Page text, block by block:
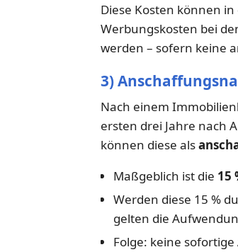
Diese Kosten können
Werbungskosten bei
werden – sofern keine
3)
Nach einem
ersten drei Jahre nach
können diese als
Maßgeblich ist die 15
Werden diese 15 %
gelten die
Folge: keine